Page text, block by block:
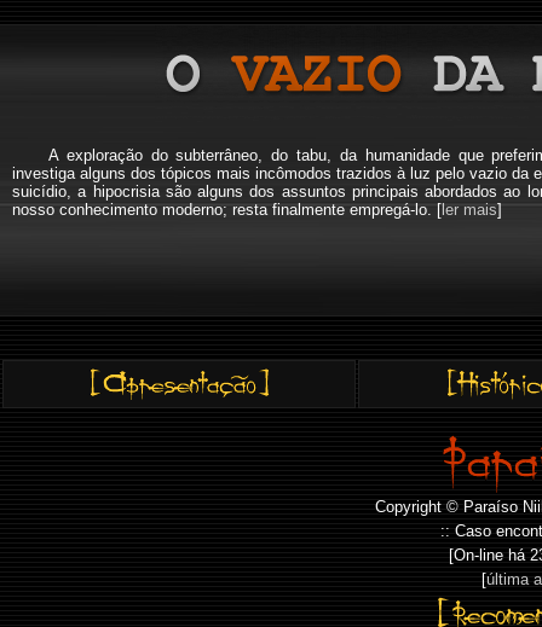
A exploração do subterrâneo, do tabu, da humanidade que
investiga alguns dos tópicos mais incômodos trazidos à luz pelo vazio da
suicídio, a hipocrisia são alguns dos assuntos principais abordados ao
nosso conhecimento moderno; resta finalmente empregá-lo. [ler mais]
Copyright © Paraíso
:: Caso
[On-line há
[última